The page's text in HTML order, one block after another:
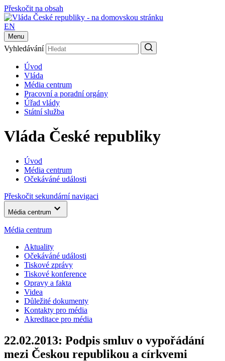
Přeskočit na obsah
EN
Menu
Vyhledávání
Úvod
Vláda
Média centrum
Pracovní a poradní orgány
Úřad vlády
Státní služba
Vláda České republiky
Úvod
Média centrum
Očekáváné události
Přeskočit sekundární navigaci
Média centrum
Média centrum
Aktuality
Očekáváné události
Tiskové zprávy
Tiskové konference
Opravy a fakta
Videa
Důležité dokumenty
Kontakty pro média
Akreditace pro média
22.02.2013: Podpis smluv o vypořádání
mezi Českou republikou a církvemi